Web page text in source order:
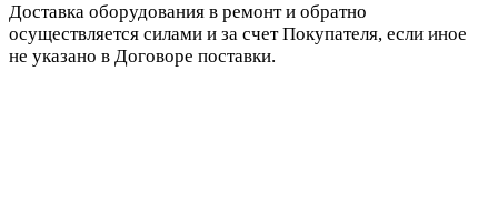
Доставка оборудования в ремонт и обратно
осуществляется силами и за счет Покупателя, если иное
не указано в Договоре поставки.